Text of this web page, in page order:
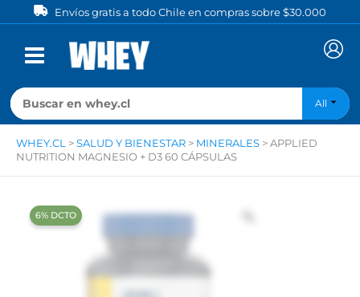
al
contenido
Envíos gratis a todo Chile en compras sobre $30.000
All
WHEY.CL > SALUD Y BIENESTAR > MINERALES > APPLIED
NUTRITION MAGNESIO + D3 60 CÁPSULAS
‍6% DCTO‍‍